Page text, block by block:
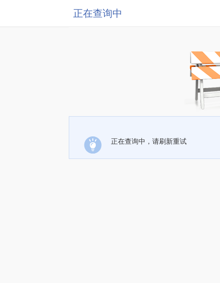
正在查询中
正在查询中，请刷新重试